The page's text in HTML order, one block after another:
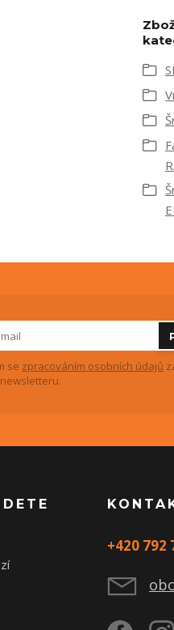
se zpracováním osobních údajů
+420 792